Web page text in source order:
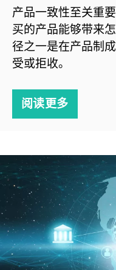
产品一致性至关重
买的产品能够带来
径之一是在产品制
受或拒收。
阅读更多